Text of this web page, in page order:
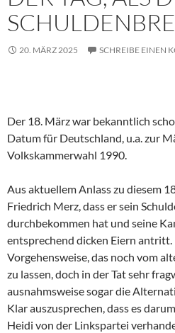
20. MÄRZ 2025 SCHREIBE EINEN
Der 18. März war bekanntlich
Datum für Deutschland, u.a. zur
Volkskammerwahl 1990.
Aus aktuellem Anlass zu diesem
Friedrich Merz, dass er sein
durchbekommen hat und seine
entsprechend dicken Eiern antritt.
Vorgehensweise, das noch vom
zu lassen, doch in der Tat sehr
ausnahmsweise sogar die
Klar auszusprechen, dass es
Heidi von der Linkspartei